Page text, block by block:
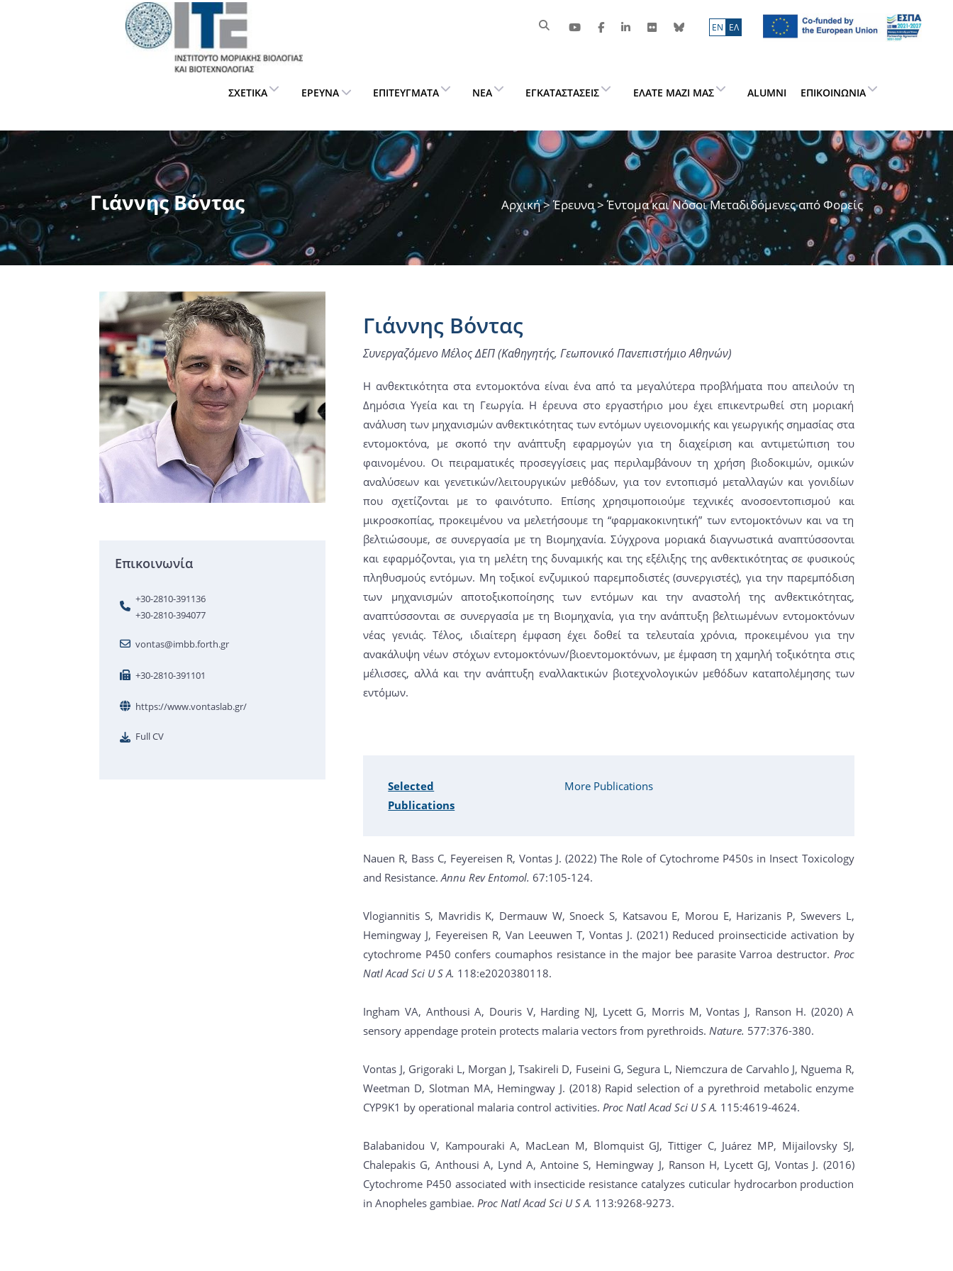
ΕN ΕΛ
ΣΧΕΤΙΚΆ ΈΡΕΥΝΑ ΕΠΙΤΕΎΓΜΑΤΑ ΝΈΑ ΕΓΚΑΤΑΣΤΆΣΕΙΣ ΕΛΆΤΕ ΜΑΖΊ ΜΑΣ ALUMNI ΕΠΙΚΟΙΝΩΝΊΑ
Γιάννης Βόντας Αρχική>Έρευνα> Έντομα και Νόσοι Μεταδιδόμενες από Φορείς
Επικοινωνία
+30-2810-391136
+30-2810-394077
vontas@imbb.forth.gr
+30-2810-391101
https://www.vontaslab.gr/
Full CV
Γιάννης Βόντας
Συνεργαζόμενο Μέλος ΔΕΠ (Καθηγητής, Γεωπονικό Πανεπιστήμιο Αθηνών)
Η ανθεκτικότητα στα εντομοκτόνα είναι ένα από τα μεγαλύτερα προβλήματα που απειλούν τη
Δημόσια Υγεία και τη Γεωργία. Η έρευνα στο εργαστήριο μου έχει επικεντρωθεί στη μοριακή
ανάλυση των μηχανισμών ανθεκτικότητας των εντόμων υγειονομικής και γεωργικής σημασίας στα
εντομοκτόνα, με σκοπό την ανάπτυξη εφαρμογών για τη διαχείριση και αντιμετώπιση του
φαινομένου. Οι πειραματικές προσεγγίσεις μας περιλαμβάνουν τη χρήση βιοδοκιμών, ομικών
αναλύσεων και γενετικών/λειτουργικών μεθόδων, για τον εντοπισμό μεταλλαγών και γονιδίων
που σχετίζονται με το φαινότυπο. Επίσης χρησιμοποιούμε τεχνικές ανοσοεντοπισμού και
μικροσκοπίας, προκειμένου να μελετήσουμε τη “φαρμακοκινητική” των εντομοκτόνων και να τη
βελτιώσουμε, σε συνεργασία με τη Βιομηχανία. Σύγχρονα μοριακά διαγνωστικά αναπτύσσονται
και εφαρμόζονται, για τη μελέτη της δυναμικής και της εξέλιξης της ανθεκτικότητας σε φυσικούς
πληθυσμούς εντόμων. Μη τοξικοί ενζυμικού παρεμποδιστές (συνεργιστές), για την παρεμπόδιση
των μηχανισμών αποτοξικοποίησης των εντόμων και την αναστολή της ανθεκτικότητας,
αναπτύσσονται σε συνεργασία με τη Βιομηχανία, για την ανάπτυξη βελτιωμένων εντομοκτόνων
νέας γενιάς. Τέλος, ιδιαίτερη έμφαση έχει δοθεί τα τελευταία χρόνια, προκειμένου για την
ανακάλυψη νέων στόχων εντομοκτόνων/βιοεντομοκτόνων, με έμφαση τη χαμηλή τοξικότητα στις
μέλισσες, αλλά και την ανάπτυξη εναλλακτικών βιοτεχνολογικών μεθόδων καταπολέμησης των
εντόμων.
Selected
Publications
More Publications
Nauen R, Bass C, Feyereisen R, Vontas J. (2022) The Role of Cytochrome P450s in Insect Toxicology
and Resistance.Annu Rev Entomol. 67:105-124.
Vlogiannitis S, Mavridis K, Dermauw W, Snoeck S, Katsavou E, Morou E, Harizanis P, Swevers L,
Hemingway J, Feyereisen R, Van Leeuwen T, Vontas J. (2021) Reduced proinsecticide activation by
cytochrome P450 confers coumaphos resistance in the major bee parasite Varroa destructor. Proc
Natl Acad Sci U S A. 118:e2020380118.
Ingham VA, Anthousi A, Douris V, Harding NJ, Lycett G, Morris M, Vontas J, Ranson H. (2020) A
sensory appendage protein protects malaria vectors from pyrethroids.Nature. 577:376-380.
Vontas J, Grigoraki L, Morgan J, Tsakireli D, Fuseini G, Segura L, Niemczura de Carvahlo J, Nguema R,
Weetman D, Slotman MA, Hemingway J. (2018) Rapid selection of a pyrethroid metabolic enzyme
CYP9K1 by operational malaria control activities. Proc Natl Acad Sci U S A. 115:4619-4624.
Balabanidou V, Kampouraki A, MacLean M, Blomquist GJ, Tittiger C, Juárez MP, Mijailovsky SJ,
Chalepakis G, Anthousi A, Lynd A, Antoine S, Hemingway J, Ranson H, Lycett GJ, Vontas J. (2016)
Cytochrome P450 associated with insecticide resistance catalyzes cuticular hydrocarbon production
in Anopheles gambiae.Proc Natl Acad Sci U S A. 113:9268-9273.